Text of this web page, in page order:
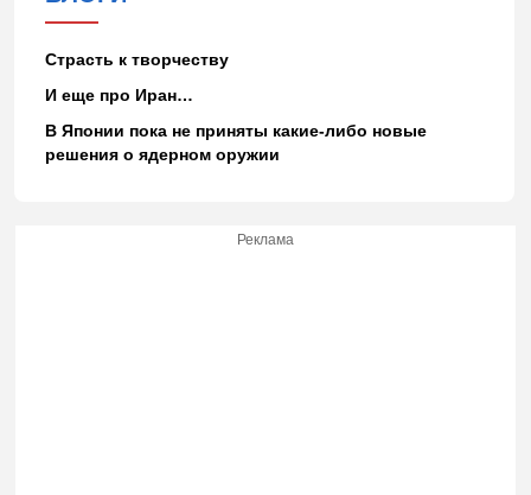
Страсть к творчеству
И еще про Иран…
В Японии пока не приняты какие-либо новые
решения о ядерном оружии
Реклама